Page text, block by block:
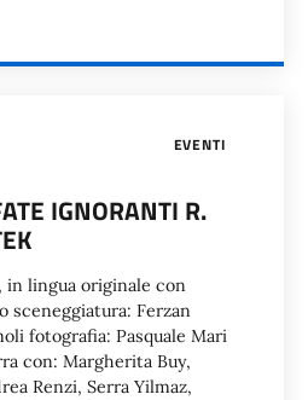
EVENTI
IGNORANTI R.
in lingua originale con
Ferzan
fotografia: Pasquale Mari
con: Margherita Buy,
Renzi, Serra Yilmaz,